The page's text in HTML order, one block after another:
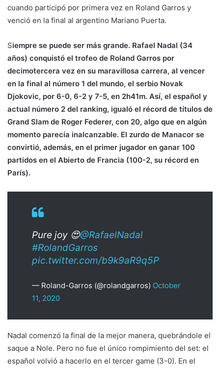
cuando participó por primera vez en Roland Garros y
venció en la final al argentino Mariano Puerta.
Siempre se puede ser más grande. Rafael Nadal (34
años) conquistó el trofeo de Roland Garros por
decimotercera vez en su maravillosa carrera, al vencer
en la final al número 1 del mundo, el serbio Novak
Djokovic, por 6-0, 6-2 y 7-5, en 2h41m. Así, el español y
actual número 2 del ranking, igualó el récord de títulos de
Grand Slam de Roger Federer, con 20, algo que en algún
momento parecía inalcanzable. El zurdo de Manacor se
convirtió, además, en el primer jugador en ganar 100
partidos en el Abierto de Francia (100-2, su récord en
París).
Pure joy 😍@RafaelNadal
#RolandGarros
pic.twitter.com/b9k9aR9q5P
— Roland-Garros (@rolandgarros) October
11, 2020
Nadal comenzó la final de la mejor manera, quebrándole el
saque a Nole. Pero no fue el único rompimiento del set: el
español volvió a hacerlo en el tercer game (3-0). En el